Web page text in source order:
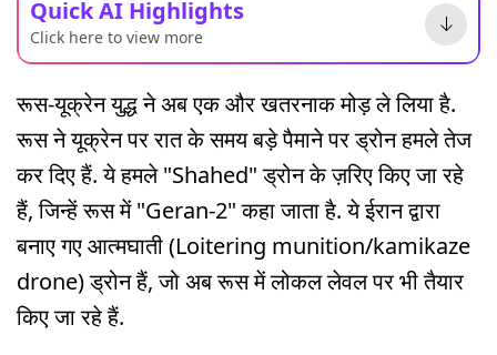
Quick AI Highlights
Click here to view more
रूस-यूक्रेन युद्ध ने अब एक और खतरनाक मोड़ ले लिया है.
रूस ने यूक्रेन पर रात के समय बड़े पैमाने पर ड्रोन हमले तेज
कर दिए हैं. ये हमले "Shahed" ड्रोन के ज़रिए किए जा रहे
हैं, जिन्हें रूस में "Geran-2" कहा जाता है. ये ईरान द्वारा
बनाए गए आत्मघाती (Loitering munition/kamikaze
drone) ड्रोन हैं, जो अब रूस में लोकल लेवल पर भी तैयार
किए जा रहे हैं.